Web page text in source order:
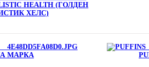
HEALTH (ГОЛДЕН
ХЕЛС)
МАРКА